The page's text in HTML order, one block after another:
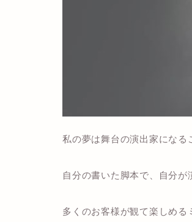
私の夢は舞台の演出家になる
自分の書いた脚本で、自分が
多くのお客様が観て楽しめ